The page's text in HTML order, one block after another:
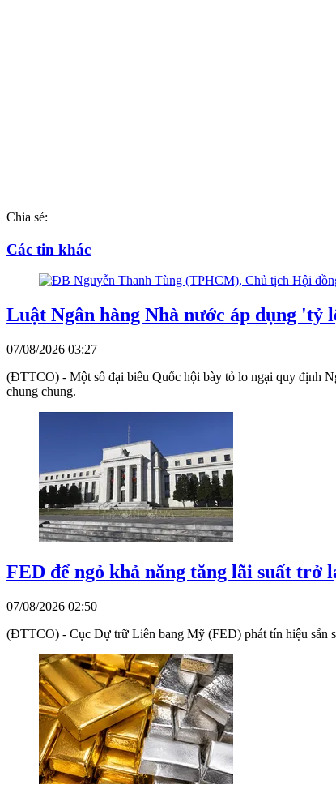
Chia sẻ:
Các tin khác
Luật Ngân hàng Nhà nước áp dụng 'tỷ
07/08/2026 03:27
(ĐTTCO) - Một số đại biểu Quốc hội bày tỏ lo ngại quy định
chung chung.
FED để ngỏ khả năng tăng lãi suất trở
07/08/2026 02:50
(ĐTTCO) - Cục Dự trữ Liên bang Mỹ (FED) phát tín hiệu sẵn